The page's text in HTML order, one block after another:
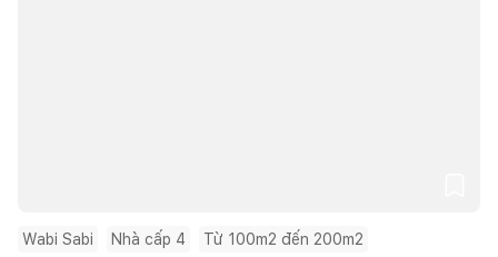
Wabi Sabi Nhà cấp 4 Từ 100m2 đến 200m2